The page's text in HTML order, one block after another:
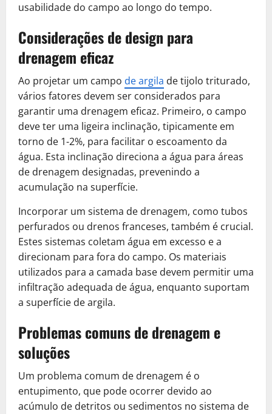
usabilidade do campo ao longo do tempo.
Considerações de design para
drenagem eficaz
Ao projetar um campo de argila de tijolo triturado,
vários fatores devem ser considerados para
garantir uma drenagem eficaz. Primeiro, o campo
deve ter uma ligeira inclinação, tipicamente em
torno de 1-2%, para facilitar o escoamento da
água. Esta inclinação direciona a água para áreas
de drenagem designadas, prevenindo a
acumulação na superfície.
Incorporar um sistema de drenagem, como tubos
perfurados ou drenos franceses, também é crucial.
Estes sistemas coletam água em excesso e a
direcionam para fora do campo. Os materiais
utilizados para a camada base devem permitir uma
infiltração adequada de água, enquanto suportam
a superfície de argila.
Problemas comuns de drenagem e
soluções
Um problema comum de drenagem é o
entupimento, que pode ocorrer devido ao
acúmulo de detritos ou sedimentos no sistema de